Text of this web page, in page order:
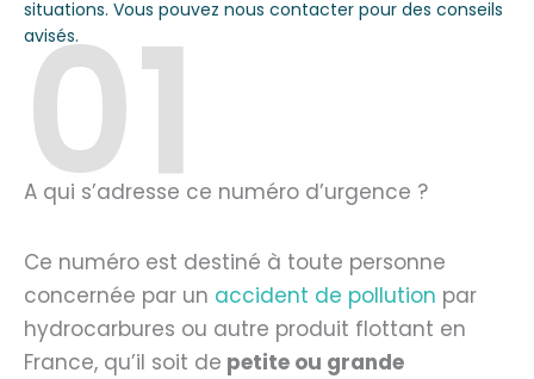
situations. Vous pouvez nous contacter pour des conseils
avisés.
01
A qui s’adresse ce numéro d’urgence ?
Ce numéro est destiné à toute personne
concernée par un accident de pollution par
hydrocarbures ou autre produit flottant en
France, qu’il soit de petite ou grande